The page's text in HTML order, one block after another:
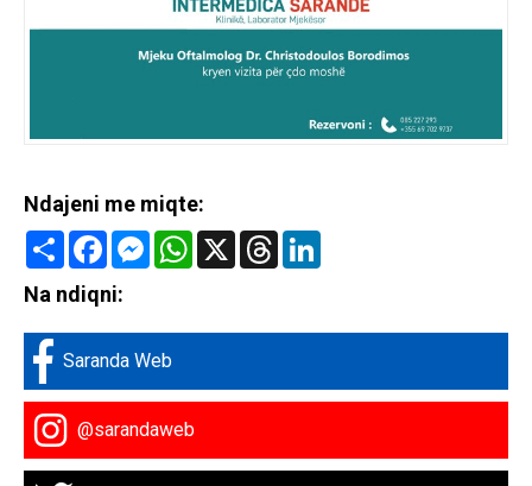
Ndajeni me miqte:
Share FacebookMessenger
WhatsApp
X Threads
Na ndiqni:
Saranda Web
@sarandaweb